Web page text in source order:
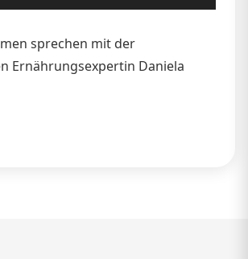
sprechen mit der
Ernährungsexpertin Daniela